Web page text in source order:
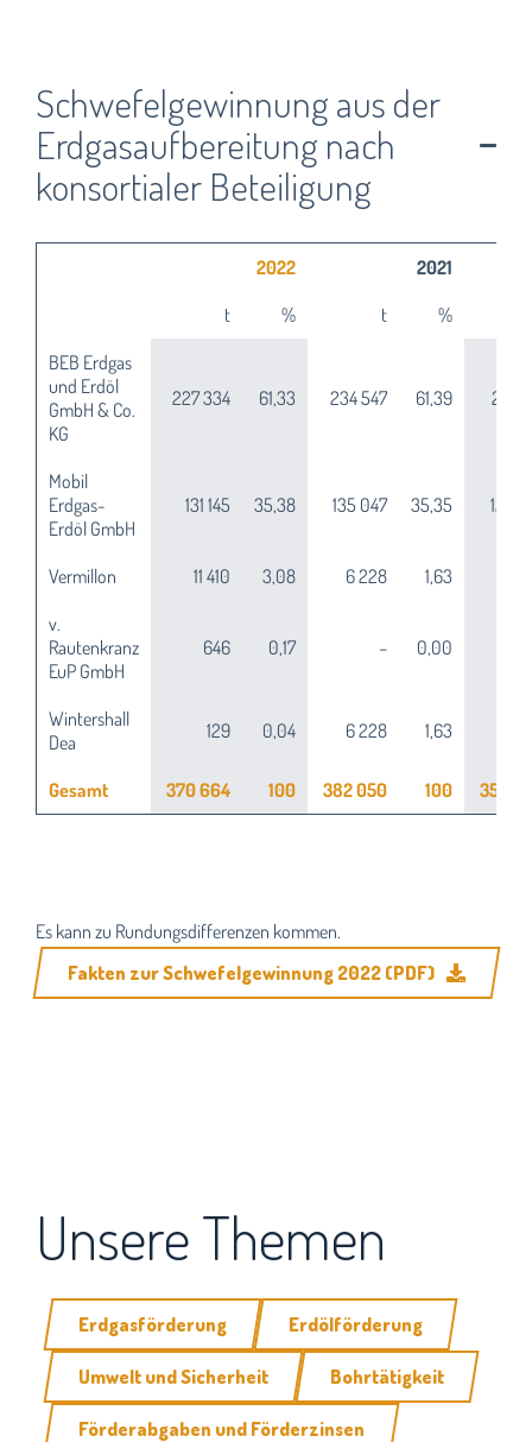
Schwefelgewinnung aus der
Erdgasaufbereitung nach
konsortialer Beteiligung
2022
2021
t
% t
%
BEB Erdgas
und Erdöl
GmbH & Co.
KG
227 334 61,33 234 547 61,39 214
Mobil
Erdgas-
Erdöl GmbH
131 145 35,38 135 047 35,35 122
Vermillon 11 410 3,08 6 228 1,63
v.
Rautenkranz
EuP GmbH
646 0,17 – 0,00
Wintershall
Dea
129 0,04 6 228 1,63
Gesamt 370 664 100 382 050 100 353
Es kann zu Rundungsdifferenzen kommen.
Fakten zur Schwefelgewinnung 2022 (PDF)
Unsere Themen
Erdgasförderung Erdölförderung
Umwelt und Sicherheit Bohrtätigkeit
Förderabgaben und Förderzinsen